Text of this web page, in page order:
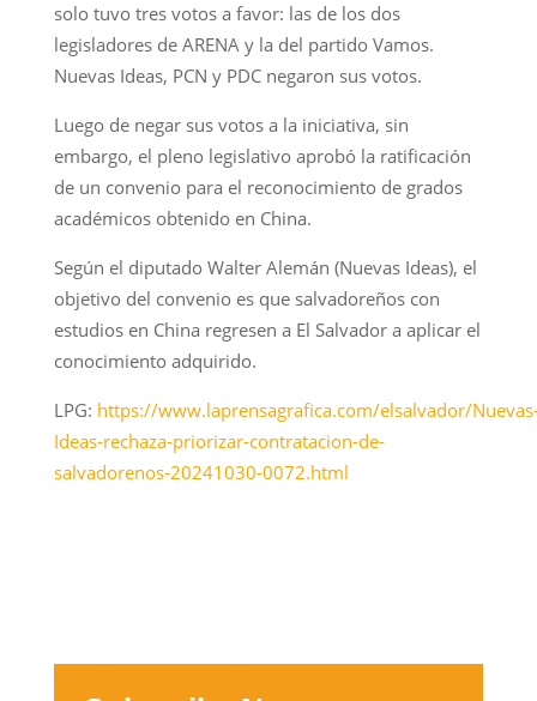
solo tuvo tres votos a favor: las de los dos
legisladores de ARENA y la del partido Vamos.
Nuevas Ideas, PCN y PDC negaron sus votos.
Luego de negar sus votos a la iniciativa, sin
embargo, el pleno legislativo aprobó la ratificación
de un convenio para el reconocimiento de grados
académicos obtenido en China.
Según el diputado Walter Alemán (Nuevas Ideas), el
objetivo del convenio es que salvadoreños con
estudios en China regresen a El Salvador a aplicar el
conocimiento adquirido.
LPG: https://www.laprensagrafica.com/elsalvador/
Ideas-rechaza-priorizar-contratacion-de-
salvadorenos-20241030-0072.html